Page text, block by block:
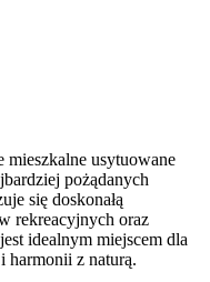
mieszkalne usytuowane
pożądanych
się doskonałą
rekreacyjnych oraz
idealnym miejscem dla
harmonii z naturą.